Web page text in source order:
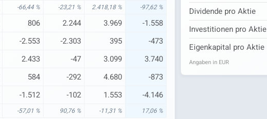
-66,44 % -23,21 % 2.418,18 % -97,62 %
806 2.244 3.969
-1.558
-2.553 -2.303 395
-473
2.433 -47 3.099
3.740
584 -292 4.680
-873
-1.512 -102 1.553 -4.146
-57,01 % 90,76 % -11,31 % 17,06 %
Dividende pro Aktie
Investitionen pro Aktie
Eigenkapital pro Aktie
Angaben in EUR